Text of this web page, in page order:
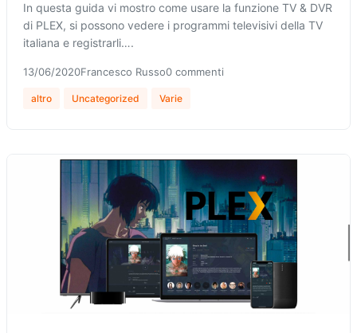
In questa guida vi mostro come usare la funzione TV & DVR
di PLEX, si possono vedere i programmi televisivi della TV
italiana e registrarli….
13/06/2020Francesco Russo0 commenti
altro Uncategorized Varie